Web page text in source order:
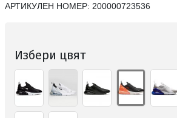
АРТИКУЛЕН НОМЕР: 200000723536
Избери цвят